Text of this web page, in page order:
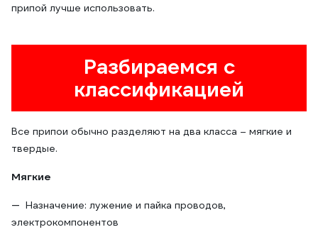
припой лучше использовать.
Разбираемся с
классификацией
Все припои обычно разделяют на два класса – мягкие и
твердые.
Мягкие
Назначение: лужение и пайка проводов,
электрокомпонентов